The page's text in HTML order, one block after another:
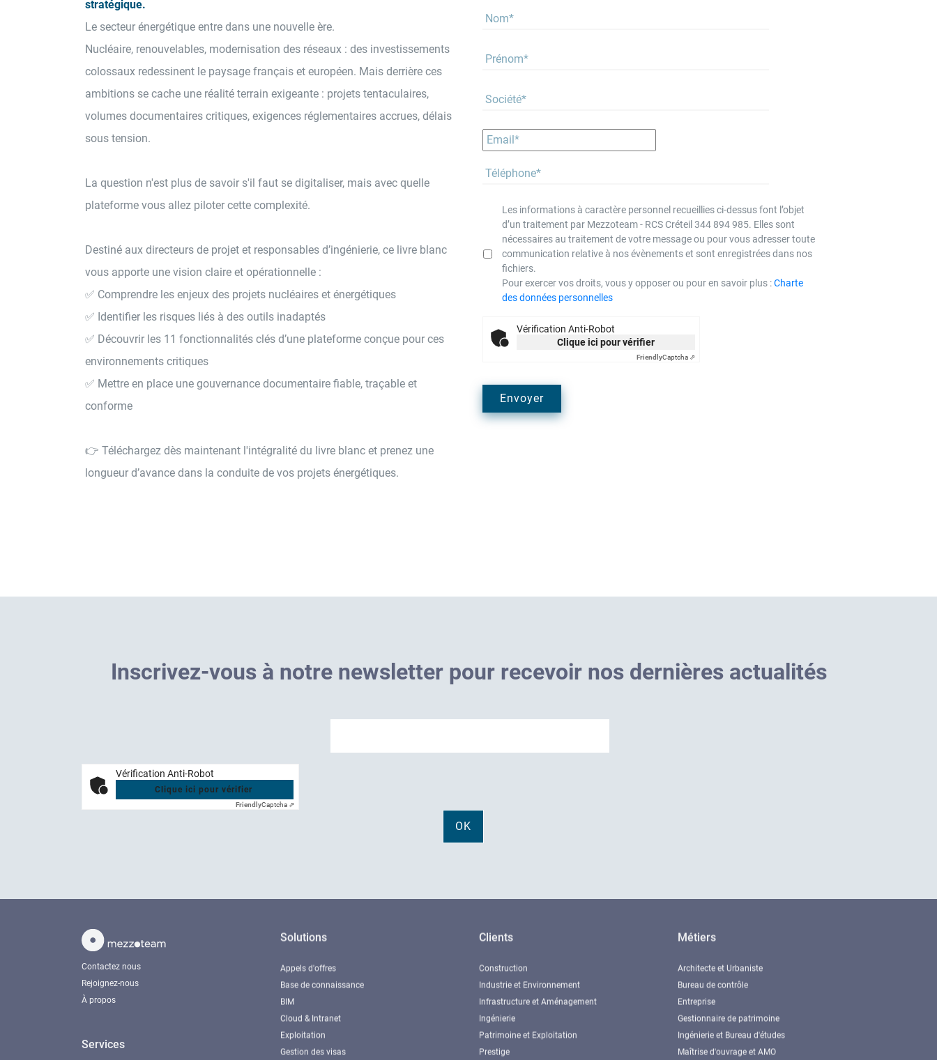
stratégique.
Le secteur énergétique entre dans une nouvelle ère.
Nucléaire, renouvelables, modernisation des réseaux : des investissements
colossaux redessinent le paysage français et européen. Mais derrière ces
ambitions se cache une réalité terrain exigeante : projets tentaculaires,
volumes documentaires critiques, exigences réglementaires accrues, délais
sous tension.
La question n'est plus de savoir s'il faut se digitaliser, mais avec quelle
plateforme vous allez piloter cette complexité.
Destiné aux directeurs de projet et responsables d’ingénierie, ce livre blanc
vous apporte une vision claire et opérationnelle :
✅ Comprendre les enjeux des projets nucléaires et énergétiques
✅ Identifier les risques liés à des outils inadaptés
✅ Découvrir les 11 fonctionnalités clés d’une plateforme conçue pour ces
environnements critiques
✅ Mettre en place une gouvernance documentaire fiable, traçable et
conforme
👉 Téléchargez dès maintenant l'intégralité du livre blanc et prenez une
longueur d’avance dans la conduite de vos projets énergétiques.
Les informations à caractère personnel recueillies ci-dessus font l’objet
d’un traitement par Mezzoteam - RCS Créteil 344 894 985. Elles sont
nécessaires au traitement de votre message ou pour vous adresser toute
communication relative à nos évènements et sont enregistrées dans nos
fichiers.
Pour exercer vos droits, vous y opposer ou pour en savoir plus :Charte
des données personnelles
Vérification Anti-Robot
Clique ici pour vérifier
FriendlyCaptcha ⇗
Inscrivez-vous à notre newsletter pour recevoir nos dernières actualités
Vérification Anti-Robot
Clique ici pour vérifier
FriendlyCaptcha ⇗
Contactez nous
Rejoignez-nous
À propos
Services
Solutions
Appels d'offres
Base de connaissance
BIM
Cloud & Intranet
Exploitation
Gestion des visas
Clients
Construction
Industrie et Environnement
Infrastructure et Aménagement
Ingénierie
Patrimoine et Exploitation
Prestige
Métiers
Architecte et Urbaniste
Bureau de contrôle
Entreprise
Gestionnaire de patrimoine
Ingénierie et Bureau d'études
Maîtrise d'ouvrage et AMO